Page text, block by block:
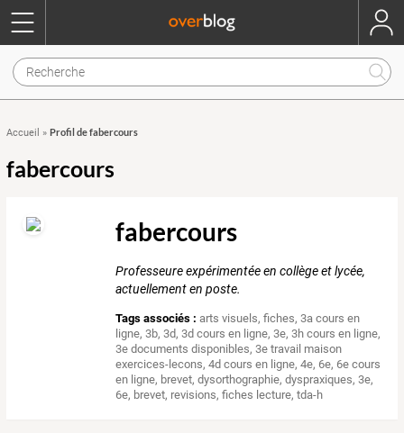
Accueil » Profil de fabercours
fabercours
fabercours
Professeure expérimentée en collège et lycée,
actuellement en poste.
Tags associés : arts visuels,fiches,3a cours en
ligne,3b,3d,3d cours en ligne,3e,3h cours en ligne,
3e documents disponibles,3e travail maison
exercices-lecons,4d cours en ligne,4e, 6e, 6e cours
en ligne, brevet,dysorthographie,dyspraxiques,3e,
6e, brevet, revisions,fiches lecture,tda-h